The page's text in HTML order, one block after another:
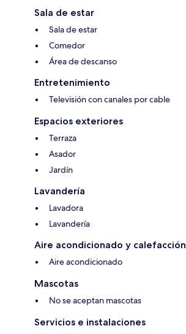
Sala de estar
Sala de estar
Comedor
Área de descanso
Entretenimiento
Televisión con canales por cable
Espacios exteriores
Terraza
Asador
Jardín
Lavandería
Lavadora
Lavandería
Aire acondicionado y calefacción
Aire acondicionado
Mascotas
No se aceptan mascotas
Servicios e instalaciones